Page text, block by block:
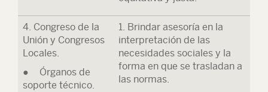
4. Congreso de la
Unión y Congresos
Locales.
● Órganos de
soporte técnico.
1. Brindar asesoría en la
interpretación de las
necesidades sociales y la
forma en que se trasladan a
las normas.